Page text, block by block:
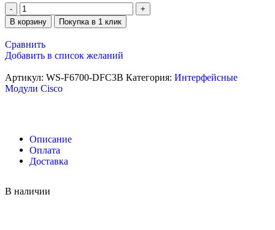
В корзину Покупка в 1 клик
Сравнить
Добавить в список желаний
Артикул: WS-F6700-DFC3B Категория: Интерфейсные
Модули Cisco
Описание
Оплата
Доставка
В наличии